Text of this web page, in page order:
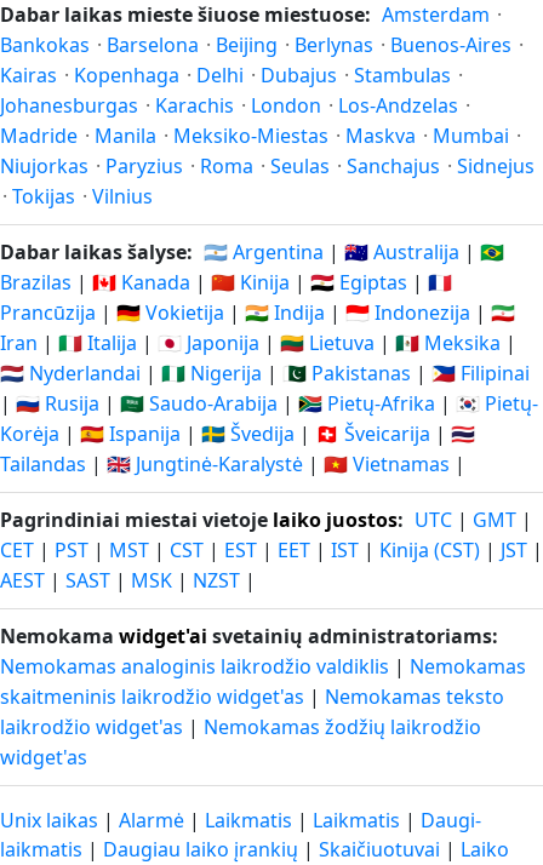
Dabar laikas mieste šiuose miestuose: Amsterdam ·
Bankokas · Barselona · Beijing · Berlynas · Buenos-Aires ·
Kairas · Kopenhaga · Delhi · Dubajus · Stambulas ·
Johanesburgas · Karachis · London · Los-Andzelas ·
Madride · Manila · Meksiko-Miestas · Maskva · Mumbai ·
Niujorkas · Paryzius · Roma · Seulas · Sanchajus · Sidnejus
· Tokijas · Vilnius
Dabar laikas šalyse: 🇦🇷 Argentina | 🇦🇺 Australija | 🇧🇷
Brazilas | 🇨🇦 Kanada | 🇨🇳 Kinija | 🇪🇬 Egiptas | 🇫🇷
Prancūzija | 🇩🇪 Vokietija | 🇮🇳 Indija | 🇮🇩 Indonezija | 🇮🇷
Iran | 🇮🇹 Italija | 🇯🇵 Japonija | 🇱🇹 Lietuva | 🇲🇽 Meksika |
🇳🇱 Nyderlandai | 🇳🇬 Nigerija | 🇵🇰 Pakistanas | 🇵🇭 Filipinai
| 🇷🇺 Rusija | 🇸🇦 Saudo-Arabija | 🇿🇦 Pietų-Afrika | 🇰🇷 Pietų-
Korėja | 🇪🇸 Ispanija | 🇸🇪 Švedija | 🇨🇭 Šveicarija | 🇹🇭
Tailandas | 🇬🇧 Jungtinė-Karalystė | 🇻🇳 Vietnamas |
Pagrindiniai miestai vietoje laiko juostos: UTC | GMT |
CET | PST | MST | CST | EST | EET | IST | Kinija (CST) | JST |
AEST | SAST | MSK | NZST |
Nemokama widget'ai svetainių administratoriams:
Nemokamas analoginis laikrodžio valdiklis | Nemokamas
skaitmeninis laikrodžio widget'as | Nemokamas teksto
laikrodžio widget'as | Nemokamas žodžių laikrodžio
widget'as
Unix laikas | Alarmė | Laikmatis | Laikmatis | Daugi-
laikmatis | Daugiau laiko įrankių | Skaičiuotuvai | Laiko